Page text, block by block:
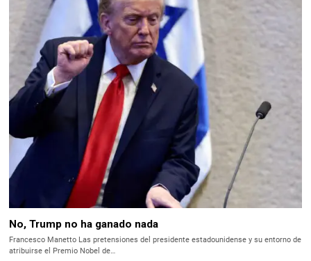
No, Trump no ha ganado nada
Francesco Manetto Las pretensiones del presidente estadounidense y su entorno de
atribuirse el Premio Nobel de…